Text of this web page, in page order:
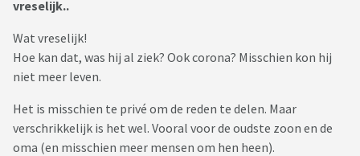
vreselijk..
Wat vreselijk!
Hoe kan dat, was hij al ziek? Ook corona? Misschien kon hij
niet meer leven.
Het is misschien te privé om de reden te delen. Maar
verschrikkelijk is het wel. Vooral voor de oudste zoon en de
oma (en misschien meer mensen om hen heen).